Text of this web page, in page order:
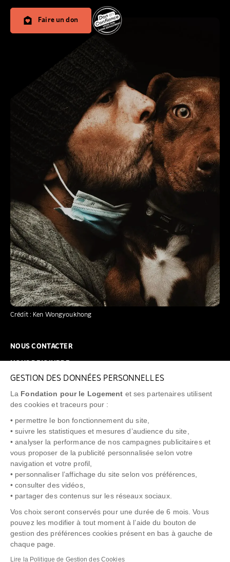
GESTION DES DONNÉES PERSONNELLES
La Fondation pour le Logement et ses partenaires utilisent
des cookies et traceurs pour :
• permettre le bon fonctionnement du site,
• suivre les statistiques et mesures d’audience du site,
• analyser la performance de nos campagnes publicitaires et
vous proposer de la publicité personnalisée selon votre
navigation et votre profil,
• personnaliser l’affichage du site selon vos préférences,
• consulter des vidéos,
• partager des contenus sur les réseaux sociaux.
Vos choix seront conservés pour une durée de 6 mois. Vous
pouvez les modifier à tout moment à l’aide du bouton de
gestion des préférences cookies présent en bas à gauche de
chaque page.
Lire la Politique de Gestion des Cookies
Crédit : Ken Wongyoukhong
Faire un don
NOUS CONTACTER
FAQ
NEWSLETTER
"Allô Prévention Expulsion" 0805 299 049